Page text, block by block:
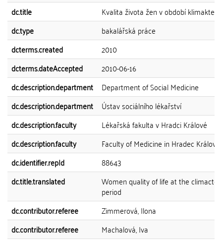
dc.title
Kvalita života žen v období klimakteria
dc.type
bakalářská práce
dcterms.created
2010
dcterms.dateAccepted
2010-06-16
dc.description.department
Department of Social Medicine
dc.description.department
Ústav sociálního lékařství
dc.description.faculty
Lékařská fakulta v Hradci Králové
dc.description.faculty
Faculty of Medicine in Hradec Králové
dc.identifier.repId
88643
dc.title.translated
Women quality of life at the
period
dc.contributor.referee
Zimmerová, Ilona
dc.contributor.referee
Machalová, Iva